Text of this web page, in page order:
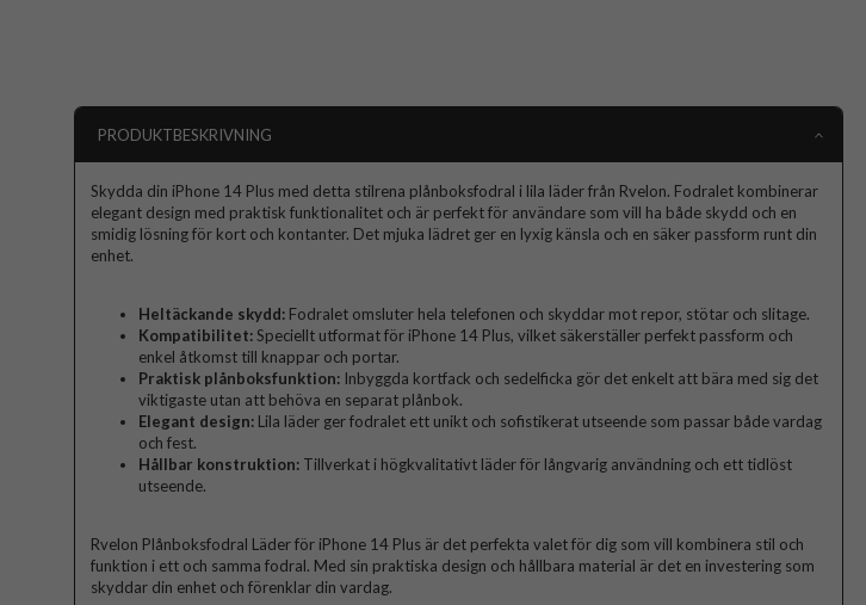
PRODUKTBESKRIVNING
Skydda din iPhone 14 Plus med detta stilrena plånboksfodral i lila läder från Rvelon. Fodralet kombinerar
elegant design med praktisk funktionalitet och är perfekt för användare som vill ha både skydd och en
smidig lösning för kort och kontanter. Det mjuka lädret ger en lyxig känsla och en säker passform runt din
enhet.
Heltäckande skydd: Fodralet omsluter hela telefonen och skyddar mot repor, stötar och slitage.
Kompatibilitet:Speciellt utformat för iPhone 14 Plus, vilket säkerställer perfekt passform och
enkel åtkomst till knappar och portar.
Praktisk plånboksfunktion: Inbyggda kortfack och sedelficka gör det enkelt att bära med sig det
viktigaste utan att behöva en separat plånbok.
Elegant design: Lila läder ger fodralet ett unikt och sofistikerat utseende som passar både vardag
och fest.
Hållbar konstruktion: Tillverkat i högkvalitativt läder för långvarig användning och ett tidlöst
utseende.
Rvelon Plånboksfodral Läder för iPhone 14 Plus är det perfekta valet för dig som vill kombinera stil och
funktion i ett och samma fodral. Med sin praktiska design och hållbara material är det en investering som
skyddar din enhet och förenklar din vardag.